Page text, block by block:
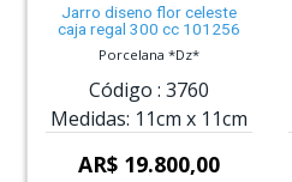
Jarro diseno flor celeste
caja regal 300 cc 101256
Porcelana *Dz*
Código : 3760
Medidas: 11cm x 11cm
AR$ 19.800,00